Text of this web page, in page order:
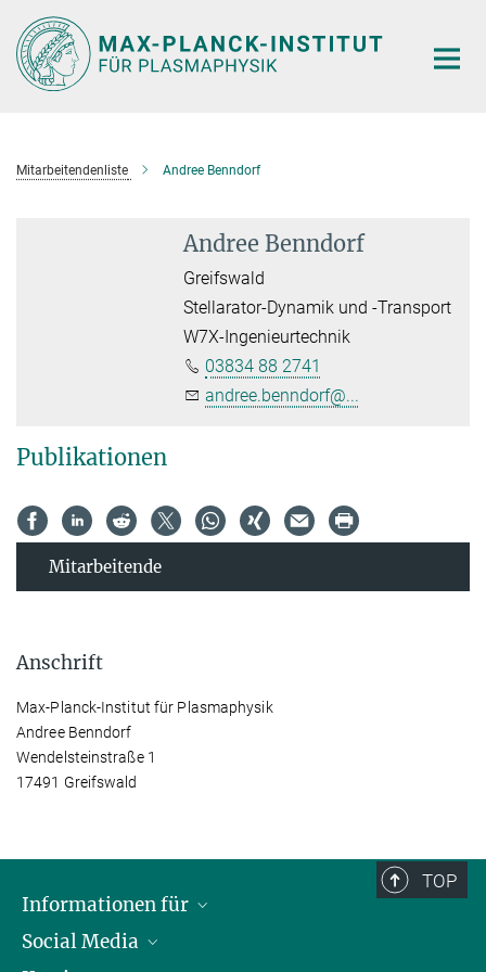
Hauptinhalt
Mitarbeitendenliste Andree Benndorf
Andree Benndorf
Greifswald
Stellarator-Dynamik und -Transport
W7X-Ingenieurtechnik
03834 88 2741
andree.benndorf@...
Publikationen
Mitarbeitende
Anschrift
Max-Planck-Institut für Plasmaphysik
Andree Benndorf
Wendelsteinstraße 1
17491 Greifswald
TOP
Informationen für
Journalisten
Social Media